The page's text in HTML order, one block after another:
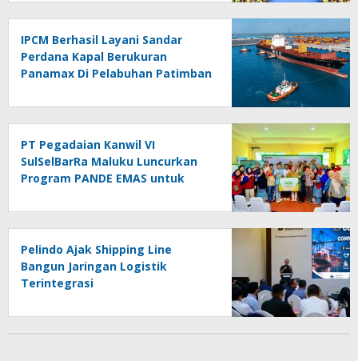
IPCM Berhasil Layani Sandar
Perdana Kapal Berukuran
Panamax Di Pelabuhan Patimban
PT Pegadaian Kanwil VI
SulSelBarRa Maluku Luncurkan
Program PANDE EMAS untuk
Masyarakat
Pelindo Ajak Shipping Line
Bangun Jaringan Logistik
Terintegrasi